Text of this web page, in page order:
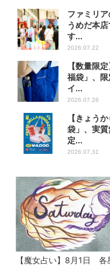
ファミリ
うめだ本
す...
2026.07.22
【数量限
福袋」、
イ...
2026.07.26
【きょう
袋」、実
定...
2026.07.31
【魔女占い】8月1日 各